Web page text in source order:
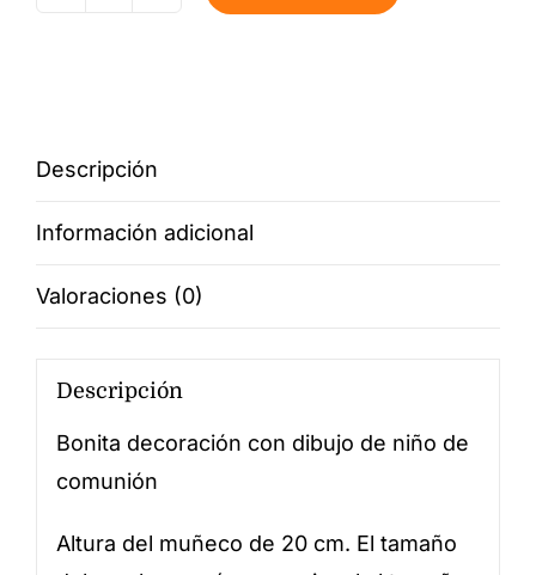
cantidad
Descripción
Información adicional
Valoraciones (0)
Descripción
Bonita decoración con dibujo de niño de
comunión
Altura del muñeco de 20 cm. El tamaño